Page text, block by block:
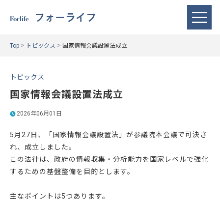
Forlife フォーライフ
Top > トピックス > 国家情報会議設置法成立
トピックス
国家情報会議設置法成立
2026年06月01日
5月27日、「国家情報会議設置法」が参議院本会議で可決さ
れ、成立しました。
この法律は、政府の情報収集・分析能力を国家レベルで強化
するための基盤整備を目的とします。
主なポイントは5つあります。